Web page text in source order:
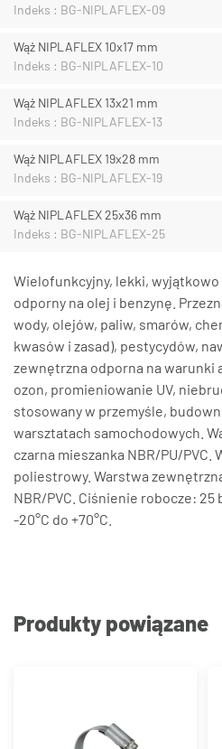
Indeks : BG-NIPLAFLEX-09
Wąż NIPLAFLEX 10x17 mm
Indeks : BG-NIPLAFLEX-10
Wąż NIPLAFLEX 13x21 mm
Indeks : BG-NIPLAFLEX-13
Wąż NIPLAFLEX 19x28 mm
Indeks : BG-NIPLAFLEX-19
Wąż NIPLAFLEX 25x36 mm
Indeks : BG-NIPLAFLEX-25
Wielofunkcyjny, lekki,
odporny na olej i benzynę.
wody, olejów, paliw, smarów,
kwasów i zasad), pestycydów,
zewnętrzna odporna na warunki
ozon, promieniowanie UV,
stosowany w przemyśle,
warsztatach samochodowych.
czarna mieszanka NBR/PU/
poliestrowy. Warstwa
NBR/PVC. Ciśnienie robocze: 25
-20°C do +70°C.
Produkty powiązane